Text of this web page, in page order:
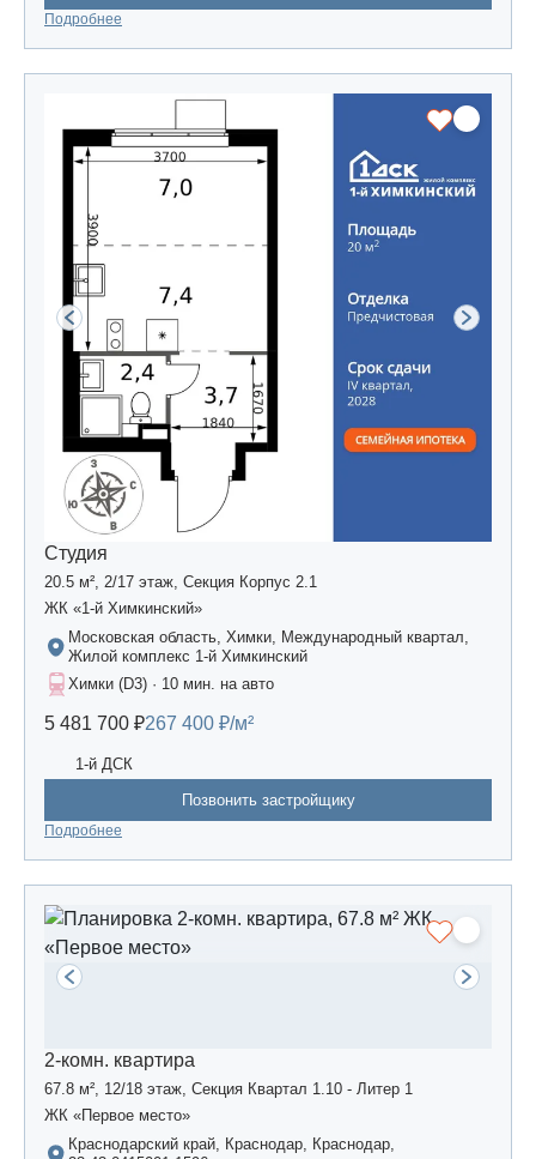
Подробнее
Студия
20.5 м², 2/17 этаж, Секция Корпус 2.1
ЖК «1-й Химкинский»
Московская область, Химки, Международный квартал,
Жилой комплекс 1-й Химкинский
Химки (D3) · 10 мин. на авто
5 481 700 ₽267 400 ₽/м²
1-й ДСК
Позвонить застройщику
Подробнее
2-комн. квартира
67.8 м², 12/18 этаж, Секция Квартал 1.10 - Литер 1
ЖК «Первое место»
Краснодарский край, Краснодар, Краснодар,